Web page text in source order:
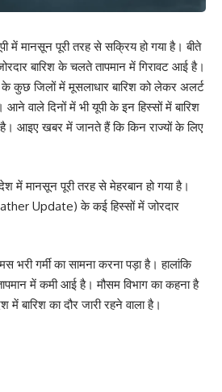
में मानसून पूरी तरह से सक्रिय हो गया है। बीते
बारिश के चलते तापमान में गिरावट आई है।
कुछ जिलों में मूसलाधार बारिश को लेकर अलर्ट
वाले दिनों में भी यूपी के इन हिस्सों में बारिश
है। आइए खबर में जानते हैं कि किन राज्यों के लिए
में मानसून पूरी तरह से मेहरबान हो गया है।
Update) के कई हिस्सों में जोरदार
भरी गर्मी का सामना करना पड़ा है। हालांकि
में कमी आई है। मौसम विभाग का कहना है
बारिश का दौर जारी रहने वाला है।